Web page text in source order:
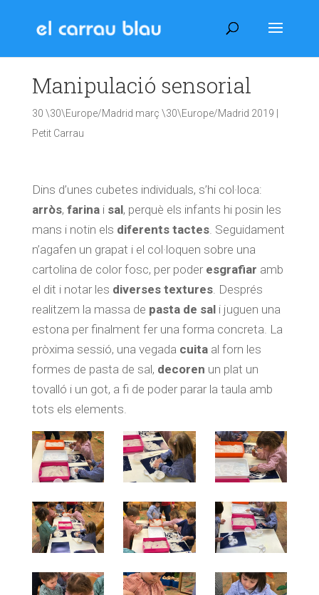
Manipulació sensorial
30 \30\Europe/Madrid març \30\Europe/Madrid 2019
Petit Carrau
Dins d’unes cubetes individuals, s’hi col·loca:
arròs, farinai sal, perquè els infants hi posin les
mans i notin els diferents tactes. Seguidament
n’agafen un grapat i el col·loquen sobre una
cartolina de color fosc, per poder esgrafiar amb
el dit i notar les diverses textures. Després
realitzem la massa de pasta de sali juguen una
estona per finalment fer una forma concreta. La
pròxima sessió, una vegada cuitaal forn les
formes de pasta de sal, decoren un plat un
tovalló i un got, a fi de poder parar la taula amb
tots els elements.